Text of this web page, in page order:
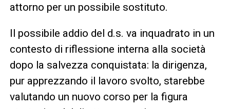
attorno per un possibile sostituto.
Il possibile addio del d.s. va inquadrato in un
contesto di riflessione interna alla società
dopo la salvezza conquistata: la dirigenza,
pur apprezzando il lavoro svolto, starebbe
valutando un nuovo corso per la figura